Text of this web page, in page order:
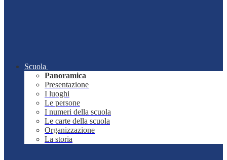
Scuola
Panoramica
Presentazione
I luoghi
Le persone
I numeri della scuola
Le carte della scuola
Organizzazione
La storia